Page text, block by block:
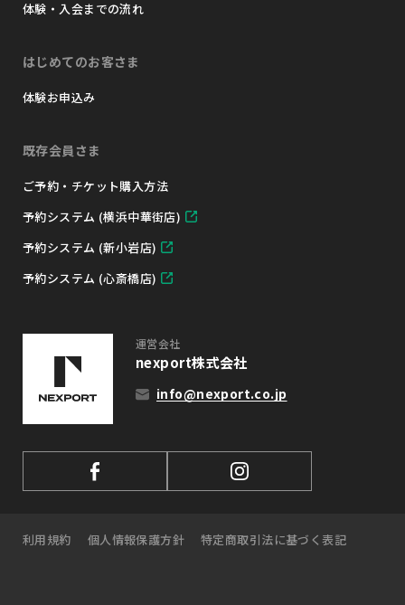
体験・入会までの流れ
はじめてのお客さま
体験お申込み
既存会員さま
ご予約・チケット購入方法
予約システム (横浜中華街店)
予約システム (新小岩店)
予約システム (心斎橋店)
運営会社
nexport株式会社
info@nexport.co.jp
利用規約 個人情報保護方針 特定商取引法に基づく表記